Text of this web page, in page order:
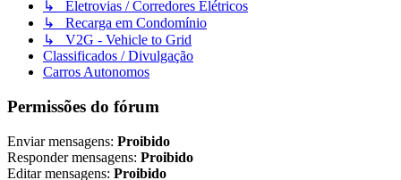
↳ Eletrovias / Corredores Elétricos
↳ Recarga em Condomínio
↳ V2G - Vehicle to Grid
Classificados / Divulgação
Carros Autonomos
Permissões do fórum
Enviar mensagens: Proibido
Responder mensagens: Proibido
Editar mensagens: Proibido